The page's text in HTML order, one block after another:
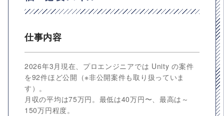
仕事内容
2026年3月現在、プロエンジニアでは Unity の案件
を92件ほど公開（※非公開案件も取り扱っていま
す）。
月収の平均は75万円。最低は40万円〜、最高は～
150万円程度。